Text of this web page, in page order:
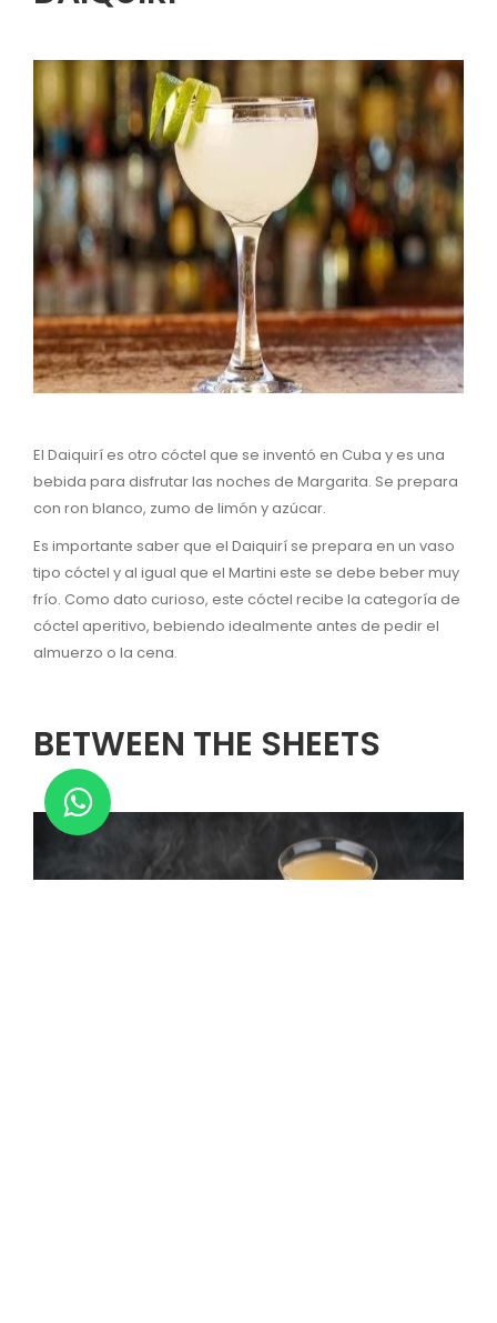
El Daiquirí es otro cóctel que se inventó en Cuba y es una
bebida para disfrutar las noches de Margarita. Se prepara
con ron blanco, zumo de limón y azúcar.
Es importante saber que el Daiquirí se prepara en un vaso
tipo cóctel y al igual que el Martini este se debe beber muy
frío. Como dato curioso, este cóctel recibe la categoría de
cóctel aperitivo, bebiendo idealmente antes de pedir el
almuerzo o la cena.
BETWEEN THE SHEETS